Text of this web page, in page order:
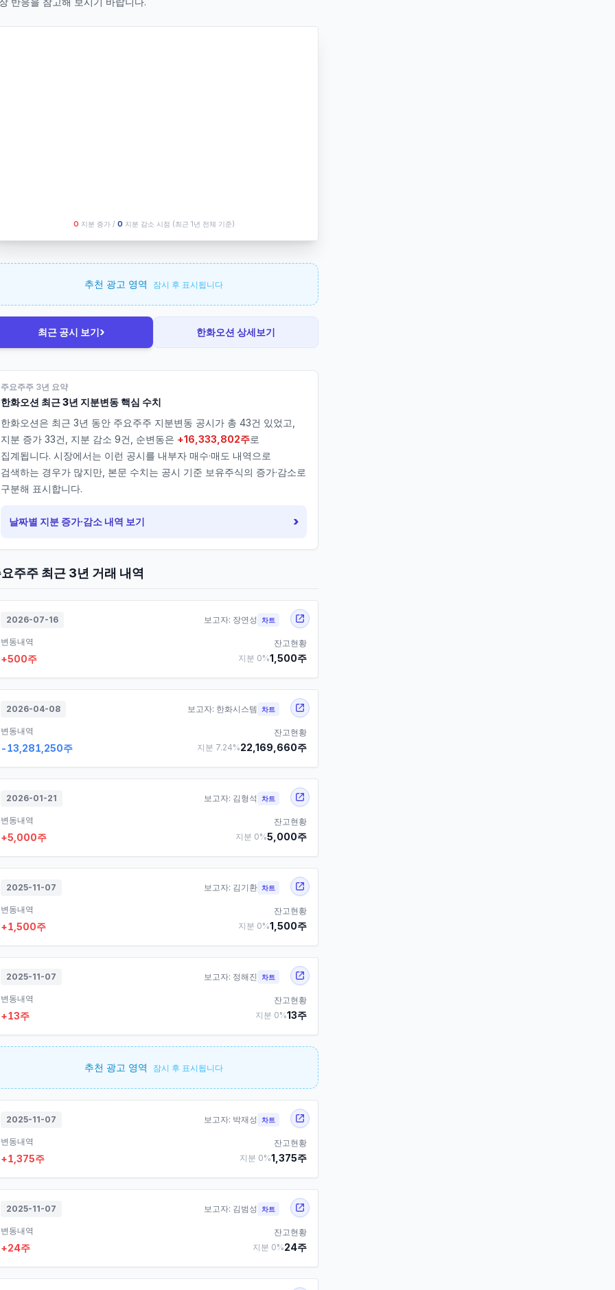
O 지분 증가 / O 지분 감소 시점 (최근 1년 전체 기준)
추천 광고 영역 잠시 후 표시됩니다
최근 공시 보기› 한화오션 상세보기
주요주주 3년 요약
한화오션 최근 3년 지분변동 핵심 수치
한화오션은 최근 3년 동안 주요주주 지분변동 공시가 총 43건 있었고,
지분 증가 33건, 지분 감소 9건, 순변동은 +16,333,802주로
집계됩니다. 시장에서는 이런 공시를 내부자 매수·매도 내역으로
검색하는 경우가 많지만, 본문 수치는 공시 기준 보유주식의 증가·감소로
구분해 표시합니다.
날짜별 지분 증가·감소 내역 보기 ›
주주 최근 3년 거래 내역
2026-07-16 보고자: 장연성 차트
변동내역
+500주
잔고현황
지분 0%1,500주
2026-04-08 보고자: 한화시스템 차트
변동내역
-13,281,250주
잔고현황
지분 7.24%22,169,660주
2026-01-21 보고자: 김형석 차트
변동내역
+5,000주
잔고현황
지분 0%5,000주
2025-11-07 보고자: 김기환 차트
변동내역
+1,500주
잔고현황
지분 0%1,500주
2025-11-07 보고자: 정해진 차트
변동내역
+13주
잔고현황
지분 0%13주
추천 광고 영역 잠시 후 표시됩니다
2025-11-07 보고자: 박재성 차트
변동내역
+1,375주
잔고현황
지분 0%1,375주
2025-11-07 보고자: 김범성 차트
변동내역
+24주
잔고현황
지분 0%24주